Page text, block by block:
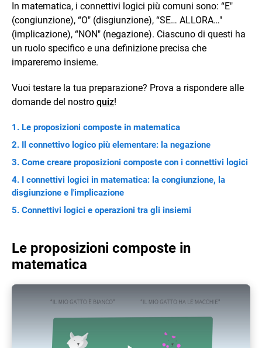
In matematica, i connettivi logici più comuni sono: “E"
(congiunzione), “O" (disgiunzione), “SE… ALLORA…"
(implicazione), “NON" (negazione). Ciascuno di questi ha
un ruolo specifico e una definizione precisa che
impareremo insieme.
Vuoi testare la tua preparazione? Prova a rispondere alle
domande del nostro quiz!
Le proposizioni composte in matematica
Il connettivo logico più elementare: la negazione
Come creare proposizioni composte con i connettivi logici
I connettivi logici in matematica: la congiunzione, la
disgiunzione e l'implicazione
Connettivi logici e operazioni tra gli insiemi
Le proposizioni composte in
matematica